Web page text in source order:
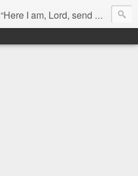
“Here I am, Lord, send me!” (Isaiah 6:8)